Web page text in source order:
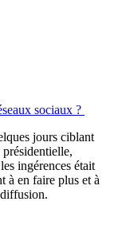
sociaux ?
jours ciblant
présidentielle,
ingérences était
à en faire plus et à